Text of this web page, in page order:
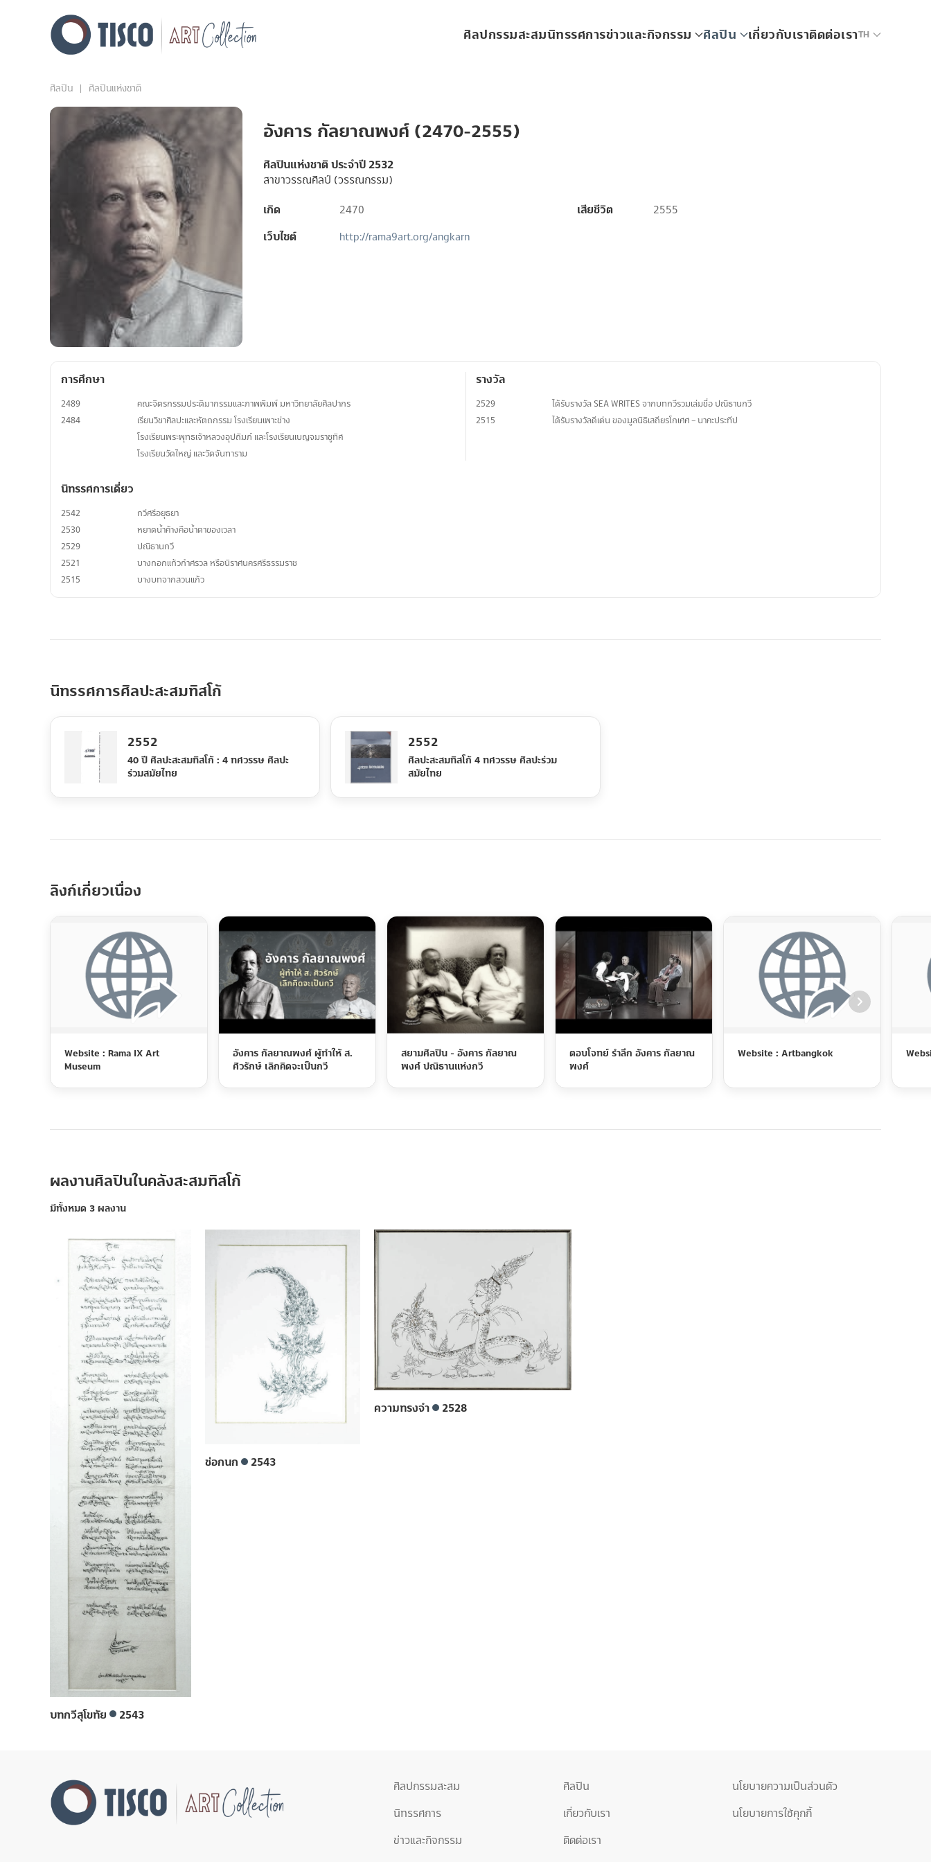
ศิลปกรรมสะสมนิทรรศการข่าวและกิจกรรม ศิลปิน เกี่ยวกับเราติดต่อเราTH
ศิลปิน ศิลปินแห่งชาติ
อังคาร กัลยาณพงศ์ (2470-2555)
ศิลปินแห่งชาติ ประจำปี 2532
สาขาวรรณศิลป์ (วรรณกรรม)
เกิด
2470 เสียชีวิต
2555
เว็บไซต์
http://rama9art.org/angkarn
การศึกษา
2489
คณะจิตรกรรมประติมากรรมและภาพพิมพ์ มหาวิทยาลัยศิลปากร
2484
เรียนวิชาศิลปะและหัตถกรรม โรงเรียนเพาะช่าง
โรงเรียนพระพุทธเจ้าหลวงอุปถัมภ์ และโรงเรียนเบญจมราชูทิศ
โรงเรียนวัดใหญ่ และวัดจันทาราม
รางวัล
2529
ได้รับรางวัล SEA WRITES จากบทกวีรวมเล่มชื่อ ปณิธานกวี
2515
ได้รับรางวัลดีเด่น ของมูลนิธิเสถียรโกเศศ – นาคะประทีป
นิทรรศการเดี่ยว
2542
กวีศรีอยุธยา
2530
หยาดน้ำค้างคือน้ำตาของเวลา
2529
ปณิธานกวี
2521
บางกอกแก้วกำศรวล หรือนิราศนครศรีธรรมราช
2515
บางบทจากสวนแก้ว
นิทรรศการศิลปะสะสมทิสโก้
2552
40 ปี ศิลปะสะสมทิสโก้ : 4 ทศวรรษ ศิลปะ
ร่วมสมัยไทย
2552
ศิลปะสะสมทิสโก้ 4 ทศวรรษ ศิลปะร่วม
สมัยไทย
ลิงก์เกี่ยวเนื่อง
Website : Rama IX Art
Museum
อังคาร กัลยาณพงศ์ ผู้ทำให้ ส.
ศิวรักษ์ เลิกคิดจะเป็นกวี
สยามศิลปิน - อังคาร กัลยาณ
พงศ์ ปณิธานแห่งกวี
ตอบโจทย์ รำลึก อังคาร กัลยาณ
พงศ์
Website : Artbangkok
ผลงานศิลปินในคลังสะสมทิสโก้
มีทั้งหมด 3 ผลงาน
บทกวีสุโขทัย 2543
ช่อกนก 2543
ความทรงจำ 2528
ศิลปกรรมสะสม
นิทรรศการ
ข่าวและกิจกรรม
ศิลปิน
เกี่ยวกับเรา
ติดต่อเรา
นโยบายความเป็นส่วนตัว
นโยบายการใช้คุกกี้